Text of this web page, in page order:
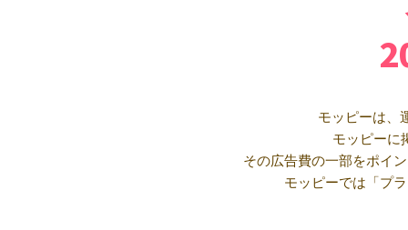
モッピーは、
モッピーに
その広告費の一部をポイ
モッピーでは「プ